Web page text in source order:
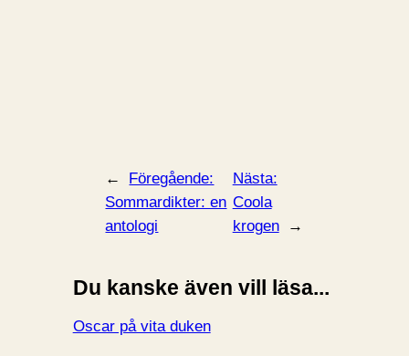
←
Föregående:
Sommardikter: en
antologi
Nästa:
Coola
krogen
→
Du kanske även vill läsa...
Oscar på vita duken